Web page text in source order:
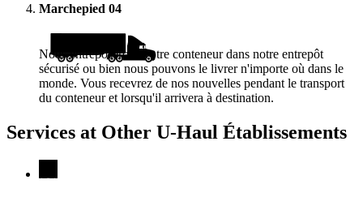
Marchepied 04
Nous entreposerons votre conteneur dans notre entrepôt
sécurisé ou bien nous pouvons le livrer n'importe où dans le
monde. Vous recevrez de nos nouvelles pendant le transport
du conteneur et lorsqu'il arrivera à destination.
Services at Other U-Haul Établissements